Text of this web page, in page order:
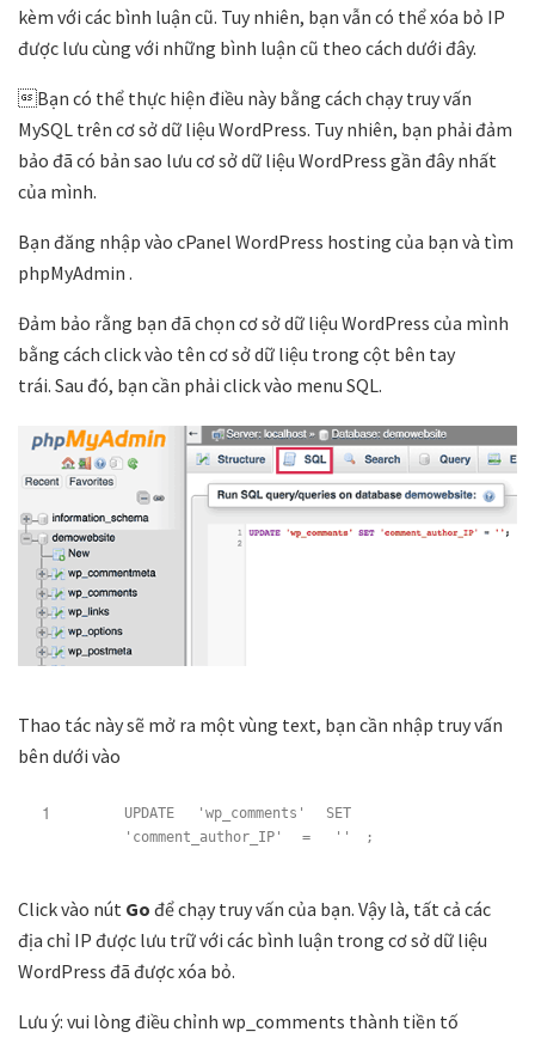
kèm với các bình luận cũ. Tuy nhiên, bạn vẫn có thể xóa bỏ IP
được lưu cùng với những bình luận cũ theo cách dưới đây.
Bạn có thể thực hiện điều này bằng cách chạy truy vấn
MySQL trên cơ sở dữ liệu WordPress. Tuy nhiên, bạn phải đảm
bảo đã có bản sao lưu cơ sở dữ liệu WordPress gần đây nhất
của mình.
Bạn đăng nhập vào cPanel WordPress hosting của bạn và tìm
phpMyAdmin .
Đảm bảo rằng bạn đã chọn cơ sở dữ liệu WordPress của mình
bằng cách click vào tên cơ sở dữ liệu trong cột bên tay
trái. Sau đó, bạn cần phải click vào menu SQL.
Thao tác này sẽ mở ra một vùng text, bạn cần nhập truy vấn
bên dưới vào
1 UPDATE 'wp_comments'
SET
'comment_author_IP'
= '' ;
Click vào nút Go để chạy truy vấn của bạn. Vậy là, tất cả các
địa chỉ IP được lưu trữ với các bình luận trong cơ sở dữ liệu
WordPress đã được xóa bỏ.
Lưu ý: vui lòng điều chỉnh wp_comments thành tiền tố